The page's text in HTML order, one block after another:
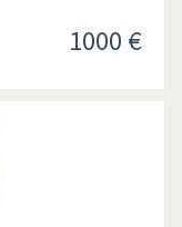
1000 €